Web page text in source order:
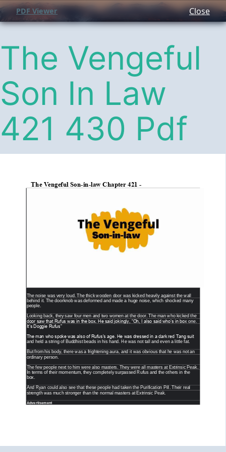
PDF Viewer Close
The Vengeful
Son In Law
421 430 Pdf